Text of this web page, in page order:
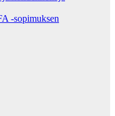
-sopimuksen